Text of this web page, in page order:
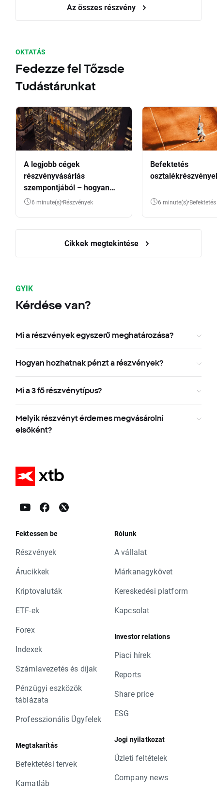
Az összes részvény
OKTATÁS
Fedezze fel Tőzsde
Tudástárunkat
A legjobb cégek
részvényvásárlás
szempontjából – hogyan
válasszunk?
6 minute(s) Részvények
Befektetés
6 minute(s) Befektetés
Cikkek megtekintése
GYIK
Kérdése van?
Mi a részvények egyszerű meghatározása?
Hogyan hozhatnak pénzt a részvények?
Mi a 3 fő részvénytípus?
Melyik részvényt érdemes megvásárolni
elsőként?
Fektessen be
Részvények
Árucikkek
Kriptovaluták
ETF-ek
Forex
Indexek
Számlavezetés és díjak
Pénzügyi eszközök
táblázata
Professzionális Ügyfelek
Megtakarítás
Befektetési tervek
Kamatláb
Rólunk
A vállalat
Márkanagykövet
Kereskedési platform
Kapcsolat
Investor relations
Piaci hírek
Reports
Share price
ESG
Jogi nyilatkozat
Üzleti feltételek
Company news